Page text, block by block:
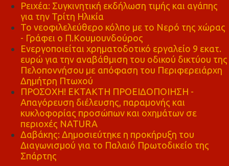
Ρειχέα: Συγκινητική εκδήλωση τιμής και αγάπης
για την Τρίτη Ηλικία
Το νεοφιλελεύθερο κόλπο με το Νερό της χώρας
- Γράφει ο Π.Κουμουνδούρος
Ενεργοποιείται χρηματοδοτικό εργαλείο 9 εκατ.
ευρώ για την αναβάθμιση του οδικού δικτύου της
Πελοποννήσου με απόφαση του Περιφερειάρχη
Δημήτρη Πτωχού
ΠΡΟΣΟΧΗ! ΕΚΤΑΚΤΗ ΠΡΟΕΙΔΟΠΟΙΗΣΗ -
Απαγόρευση διέλευσης, παραμονής και
κυκλοφορίας προσώπων και οχημάτων σε
περιοχές NATURA
Δαβάκης: Δημοσιεύτηκε η προκήρυξη του
Διαγωνισμού για το Παλαιό Πρωτοδικείο της
Σπάρτης